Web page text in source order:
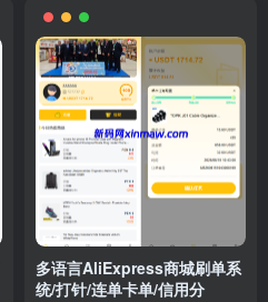
多语言AliExpress商城刷单系
统/打针/连单卡单/信用分